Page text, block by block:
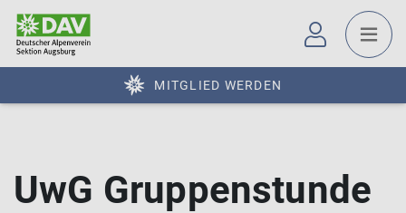
MITGLIED WERDEN
UwG Gruppenstunde